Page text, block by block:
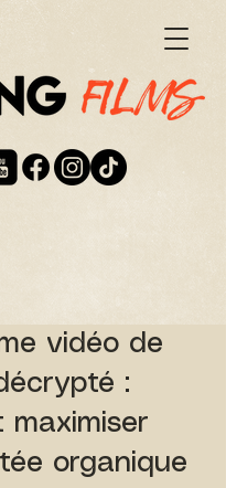
vidéo de
:
maximiser
organique